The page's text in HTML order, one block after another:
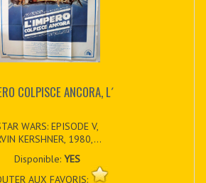
COLPISCE ANCORA, L´
WARS: EPISODE V,
KERSHNER, 1980,...
Disponible:YES
AUX FAVORIS: